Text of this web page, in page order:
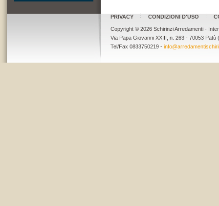
PRIVACY CONDIZIONI D'USO
Copyright © 2026 Schirinzi Arredamenti -
Via Papa Giovanni XXIII, n. 263 - 70053 Patù
Tel/Fax 0833750219 -